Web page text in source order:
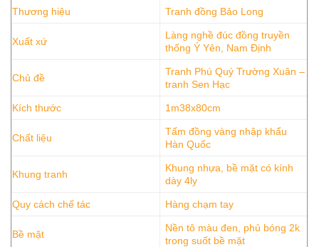
Thương hiệu Tranh đồng Bảo Long
Xuất xứ
Làng nghề đúc đồng truyền
thống Ý Yên, Nam Định
Chủ đề
Tranh Phú Quý Trường Xuân –
tranh Sen Hạc
Kích thước 1m38x80cm
Chất liệu
Tấm đồng vàng nhập khẩu
Hàn Quốc
Khung tranh
Khung nhựa, bề mặt có kính
dày 4ly
Quy cách chế tác Hàng chạm tay
Bề mặt
Nền tô màu đen, phủ bóng 2k
trong suốt bề mặt